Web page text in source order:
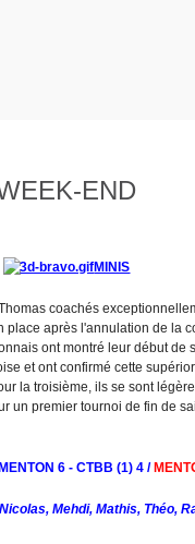
END
MINIS
coachés
place après l'annulation de la
ont montré leur début de
et ont confirmé cette
la troisième, ils se sont
un premier tournoi de fin de
6 - CTBB (1) 4 /
Mehdi, Mathis, Théo,